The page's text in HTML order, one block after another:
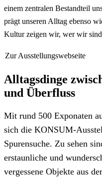
einem zentralen Bestandteil
prägt unseren Alltag ebenso
Kultur zeigen wir, wer wir
Zur Ausstellungswebseite
Alltagsdinge
und Überfluss
Mit rund 500 Exponaten
sich die KONSUM-
Spurensuche. Zu sehen
erstaunliche und
vergessene Objekte aus